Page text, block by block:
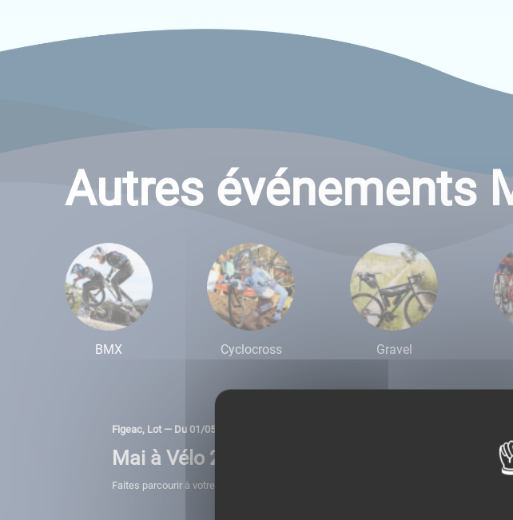
Autres événements
BMX Cyclocross Gravel
Figeac, Lot — Du 01/05/2026 au 31/05/2026 — À partir de 00:00
Mai à Vélo 2026
Faites parcourir à votre communauté le plus de kilomètres au mois de mai !